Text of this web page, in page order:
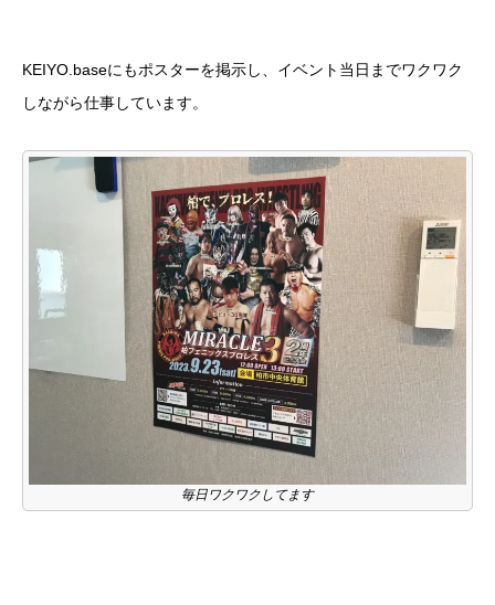
KEIYO.baseにもポスターを掲示し、イベント当日までワクワク
しながら仕事しています。
毎日ワクワクしてます